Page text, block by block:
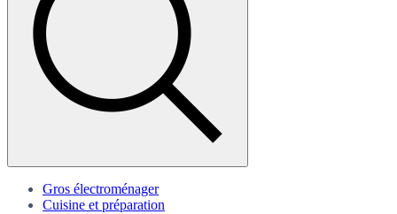
Gros électroménager
Cuisine et préparation